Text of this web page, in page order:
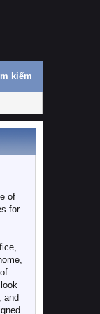
kiếm
of
for
and